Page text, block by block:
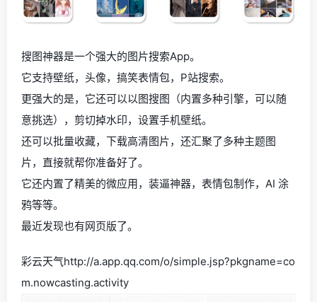
搜图神器是一个强大的图片搜索App。
它支持壁纸，头像，搞笑表情包，P站搜索。
更强大的是，它还可以以图搜图（内置多种引擎，可以随
意挑选），剪切掉水印，设置手机壁纸。
还可以批量收藏，下载高清图片，还汇聚了多种主题图
片，直接就帮你准备好了。
它还内置了精美的微应用，装逼神器，表情包制作，AI 涂
鸦等等。
最近发现也有网页版了。
彩云天气http://a.app.qq.com/o/simple.jsp?pkgname=co
m.nowcasting.activity